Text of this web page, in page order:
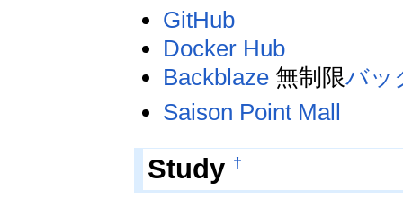
GitHub
Docker Hub
Backblaze 無制限バッ
Saison Point Mall
Study †